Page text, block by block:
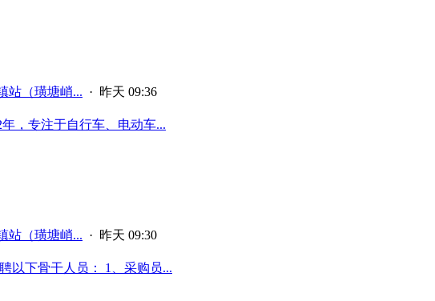
站（璜塘峭... · 昨天 09:36
，专注于自行车、电动车...
站（璜塘峭... · 昨天 09:30
以下骨干人员： 1、采购员...